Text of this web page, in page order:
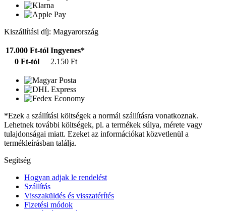
Kiszállítási díj: Magyarország
17.000 Ft-tól Ingyenes*
0 Ft-tól
2.150 Ft
*Ezek a szállítási költségek a normál szállításra vonatkoznak.
Lehetnek további költségek, pl. a termékek súlya, mérete vagy
tulajdonságai miatt. Ezeket az információkat közvetlenül a
termékleírásban találja.
Segítség
Hogyan adjak le rendelést
Szállítás
Visszaküldés és visszatérítés
Fizetési módok